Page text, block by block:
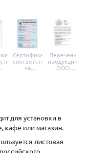
Сертификат
соответствия
на
Перечень
продукции
ООО
для установки в
кафе или магазин.
листовая